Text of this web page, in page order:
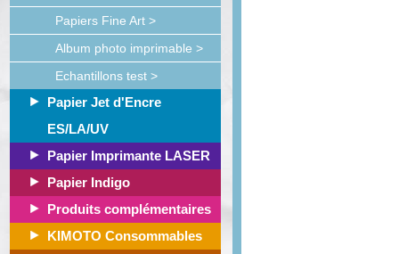
Papiers Fine Art >
Album photo imprimable >
Echantillons test >
Papier Jet d'Encre
ES/LA/UV
Papier Imprimante LASER
Papier Indigo
Produits complémentaires
KIMOTO Consommables